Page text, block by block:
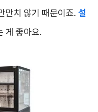
만치 않기 때문이죠. 설
게 좋아요.